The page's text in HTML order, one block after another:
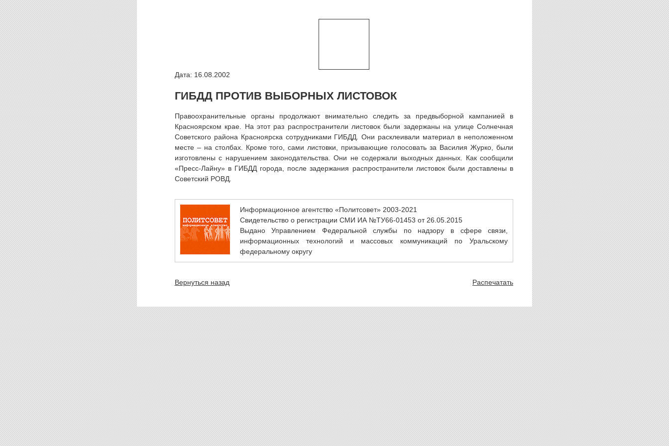
Дата: 16.08.2002
ГИБДД ПРОТИВ ВЫБОРНЫХ ЛИСТОВОК
Правоохранительные органы продолжают внимательно следить за предвыборной кампанией в
Красноярском крае. На этот раз распространители листовок были задержаны на улице Солнечная
Советского района Красноярска сотрудниками ГИБДД. Они расклеивали материал в неположенном
месте – на столбах. Кроме того, сами листовки, призывающие голосовать за Василия Журко, были
изготовлены с нарушением законодательства. Они не содержали выходных данных. Как сообщили
«Пресс-Лайну» в ГИБДД города, после задержания распространители листовок были доставлены в
Советский РОВД.
Информационное агентство «Политсовет» 2003-2021
Свидетельство о регистрации СМИ ИА №ТУ66-01453 от 26.05.2015
Выдано Управлением Федеральной службы по надзору в сфере связи,
информационных технологий и массовых коммуникаций по Уральскому
федеральному округу
Вернуться назад Распечатать